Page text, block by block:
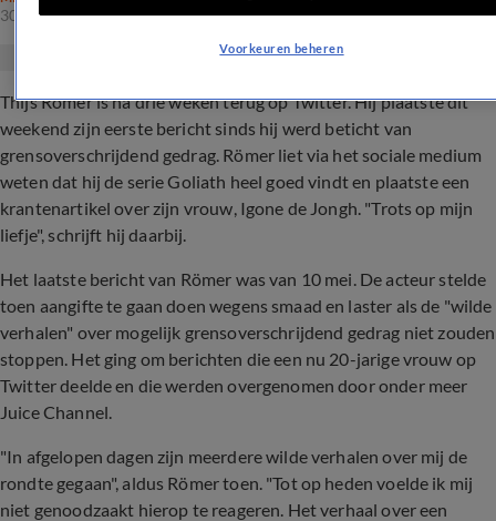
30 mei 2022, 16:48
Thijs Römer is na drie weken terug op Twitter. Hij plaatste dit
weekend zijn eerste bericht sinds hij werd beticht van
grensoverschrijdend gedrag. Römer liet via het sociale medium
weten dat hij de serie Goliath heel goed vindt en plaatste een
krantenartikel over zijn vrouw, Igone de Jongh. "Trots op mijn
liefje", schrijft hij daarbij.
Het laatste bericht van Römer was van 10 mei. De acteur stelde
toen aangifte te gaan doen wegens smaad en laster als de "wilde
verhalen" over mogelijk grensoverschrijdend gedrag niet zouden
stoppen. Het ging om berichten die een nu 20-jarige vrouw op
Twitter deelde en die werden overgenomen door onder meer
Juice Channel.
"In afgelopen dagen zijn meerdere wilde verhalen over mij de
rondte gegaan", aldus Römer toen. "Tot op heden voelde ik mij
niet genoodzaakt hierop te reageren. Het verhaal over een
Voorkeuren beheren